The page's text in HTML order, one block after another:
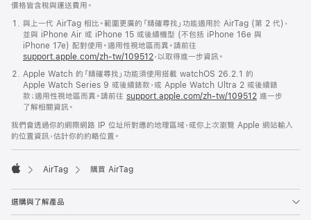
腳
腳
價格皆含稅與運送費用。
與上一代 AirTag 相比。範圍更廣的「精確尋找」功能適用於 AirTag (第 2 代)，
並與 iPhone Air 或 iPhone 15 或後續機型 (不包括 iPhone 16e 與
iPhone 17e) 配對使用。適用性視地區而異。請前往
support.apple.com/zh-tw/109512，以取得進一步資訊。
Apple Watch 的「精確尋找」功能須使用搭載 watchOS 26.2.1 的
Apple Watch Series 9 或後續錶款，或 Apple Watch Ultra 2 或後續錶
款；適用性視地區而異。請前往 support.apple.com/zh-tw/109512 進一步
了解相關資訊。
我們會透過你的網際網路 IP 位址所對應的地理區域，或你上次瀏覽 Apple 網站輸入
的位置資訊，估計你的約略位置。
AirTag 購買 AirTag
選購與了解產品